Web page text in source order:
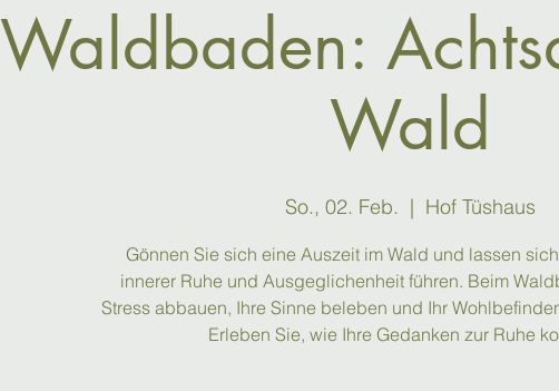
Waldbaden:
Wald
So., 02. Feb.
  |
Hof Tüshaus
Gönnen Sie sich eine Auszeit im Wald und lassen
innerer Ruhe und Ausgeglichenheit führen. Beim
Stress abbauen, Ihre Sinne beleben und Ihr
Erleben Sie, wie Ihre Gedanken zur Ruhe